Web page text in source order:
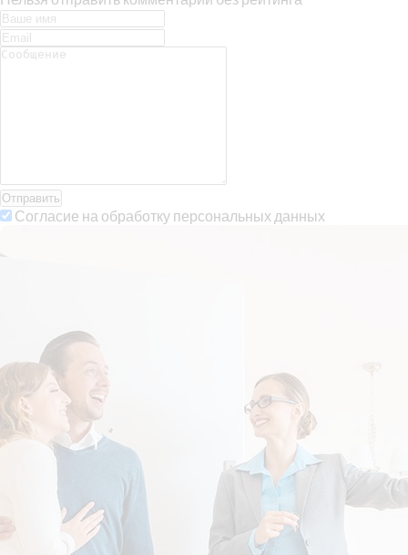
Отправить
Согласие на обработку персональных данных